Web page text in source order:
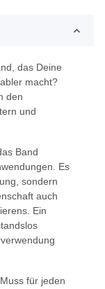
das Deine
macht?
den
und
Band
Es
sondern
auch
Ein
für jeden